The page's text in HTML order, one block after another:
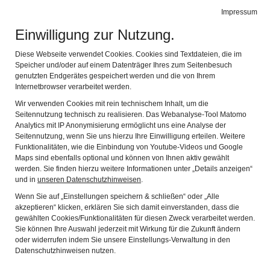
Impressum
Einwilligung zur Nutzung.
Diese Webseite verwendet Cookies. Cookies sind Textdateien, die im
Speicher und/oder auf einem Datenträger Ihres zum Seitenbesuch
genutzten Endgerätes gespeichert werden und die von Ihrem
Internetbrowser verarbeitet werden.
Wir verwenden Cookies mit rein technischem Inhalt, um die
Seitennutzung technisch zu realisieren. Das Webanalyse-Tool Matomo
Analytics mit IP Anonymisierung ermöglicht uns eine Analyse der
Seitennutzung, wenn Sie uns hierzu Ihre Einwilligung erteilen. Weitere
Funktionalitäten, wie die Einbindung von Youtube-Videos und Google
Maps sind ebenfalls optional und können von Ihnen aktiv gewählt
werden. Sie finden hierzu weitere Informationen unter „Details anzeigen“
und in unseren Datenschutzhinweisen.
Wenn Sie auf „Einstellungen speichern & schließen“ oder „Alle
akzeptieren“ klicken, erklären Sie sich damit einverstanden, dass die
gewählten Cookies/Funktionalitäten für diesen Zweck verarbeitet werden.
Sie können Ihre Auswahl jederzeit mit Wirkung für die Zukunft ändern
oder widerrufen indem Sie unsere Einstellungs-Verwaltung in den
Datenschutzhinweisen nutzen.
MAIANDACHT 2022
In diesem Jahr konnten wir wieder unsere traditionelle
Maiandacht feiern. Nicht wie früher am Pulverturm,
sondern in der Knappenkapelle zu Achthal, am
Sonntag, 29. Mai 2022, 19 Uhr.
Die Kapelle war trotz des kühlen, regnerischen Wetters
gut gefüllt. Zwei junge Nachwuchskünstler spielten uns
einfühlsame Stücke auf der Harfe.
Die Maiandacht stand unter dem Motto: Maria als
Friedenskönigin.
Gerade in den sehr unsicheren Zeiten, die vom Krieg in